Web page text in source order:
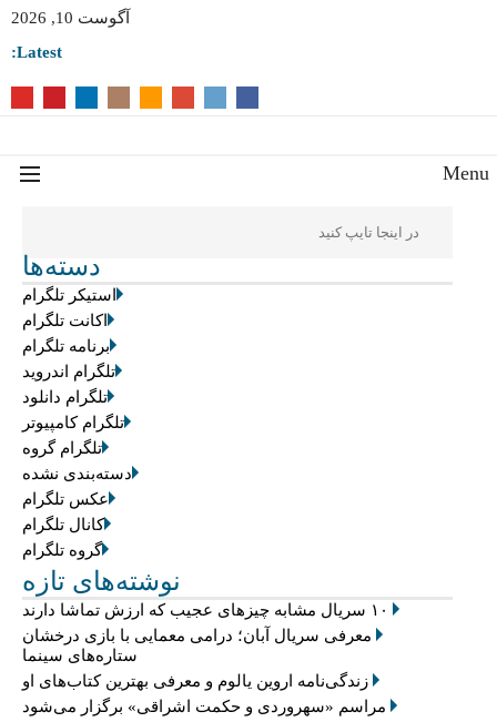
آگوست 10, 2026
Latest:
دسته‌ها
استیکر تلگرام
اکانت تلگرام
برنامه تلگرام
تلگرام اندروید
تلگرام دانلود
تلگرام کامپیوتر
تلگرام گروه
دسته‌بندی نشده
عکس تلگرام
کانال تلگرام
گروه تلگرام
نوشته‌های تازه
۱۰ سریال مشابه چیزهای عجیب که ارزش تماشا دارند
معرفی سریال آبان؛ درامی معمایی با بازی درخشان
ستاره‌های سینما
زندگی‌نامه اروین یالوم و معرفی بهترین کتاب‌های او
مراسم «سهروردی و حکمت اشراقی» برگزار می‌شود